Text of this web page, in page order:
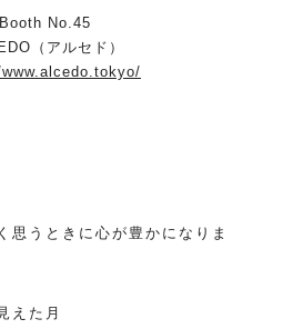
Booth No.45
（アルセド）
思うときに心が豊かになりま
えた月